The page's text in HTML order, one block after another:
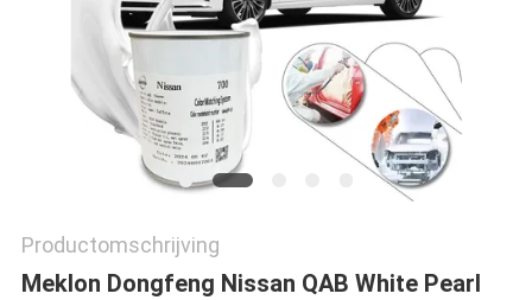
Productomschrijving
Meklon Dongfeng Nissan QAB White Pearl